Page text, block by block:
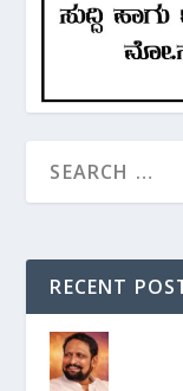
RECENT